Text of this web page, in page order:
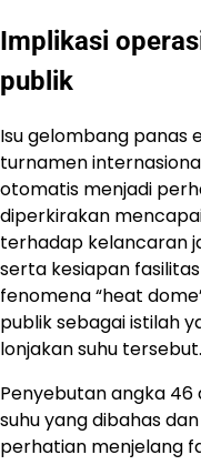
Implikasi
publik
Isu gelombang panas
turnamen
otomatis menjadi
diperkirakan
terhadap kelancaran
serta kesiapan
fenomena “heat
publik sebagai istilah
lonjakan suhu tersebut.
Penyebutan angka 46
suhu yang dibahas
perhatian menjelang